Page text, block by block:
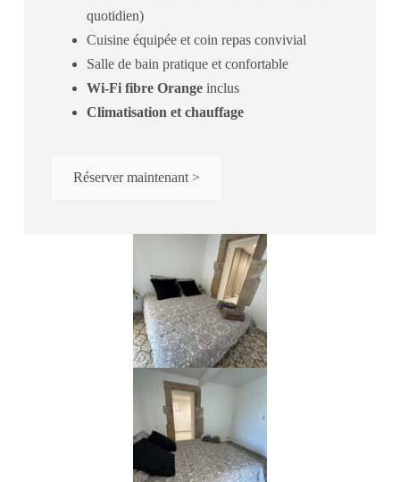
quotidien)
Cuisine équipée et coin repas convivial
Salle de bain pratique et confortable
Wi-Fi fibre Orangeinclus
Climatisation et chauffage
Réserver maintenant >